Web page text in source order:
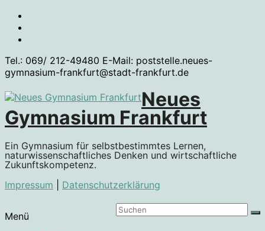
Zum
Inhalt
springen
Tel.: 069/ 212-49480 E-Mail: poststelle.neues-
gymnasium-frankfurt@stadt-frankfurt.de
Neues
Gymnasium Frankfurt
Ein Gymnasium für selbstbestimmtes Lernen,
naturwissenschaftliches Denken und wirtschaftliche
Zukunftskompetenz.
Impressum
Datenschutzerklärung
Menü